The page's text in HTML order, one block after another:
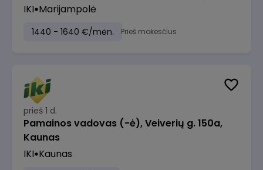
IKI Marijampolė
1440 - 1640 €/mėn. Prieš mokesčius
prieš 1 d.
Pamainos vadovas (-ė), Veiverių g. 150a,
Kaunas
IKI Kaunas